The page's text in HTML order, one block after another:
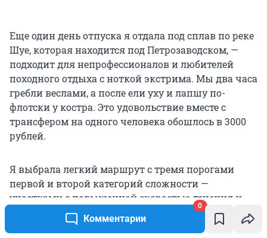
Комментарии
0
Еще один день отпуска я отдала под сплав по реке
Шуе, которая находится под Петрозаводском, —
подходит для непрофессионалов и любителей
походного отдыха с ноткой экстрима. Мы два часа
гребли веслами, а после ели уху и лапшу по-
флотски у костра. Это удовольствие вместе с
трансфером на одного человека обошлось в 3000
рублей.
Я выбрала легкий маршрут с тремя порогами
первой и второй категорий сложности —
участками с повышенной скоростью течения и
неровным дном. Но подготовленные люди могут
выбирать более экстремальные маршруты.